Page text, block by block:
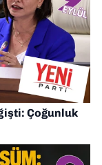
Çoğunluk